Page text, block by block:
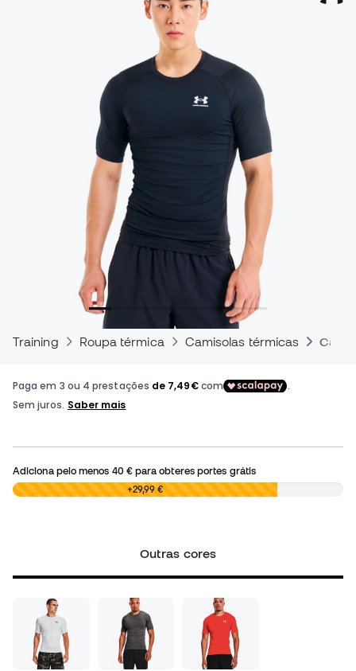
Training Roupa térmica Camisolas térmicas
Adiciona pelo menos 40 €para obteres portes grátis
0,00 € +29,99 €
Outras cores